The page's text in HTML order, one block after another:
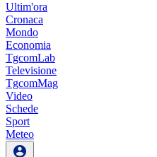
Ultim'ora
Cronaca
Mondo
Economia
TgcomLab
Televisione
TgcomMag
Video
Schede
Sport
Meteo